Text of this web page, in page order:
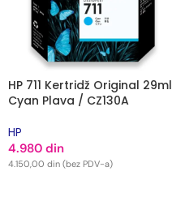
HP 711 Kertridž Original 29ml
Cyan Plava / CZ130A
HP
4.980 din
4.150,00 din (bez PDV-a)